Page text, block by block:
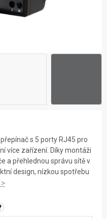
dopravy
s 5 porty RJ45 pro
více zařízení. Díky montáži
a přehlednou správu sítě v
design, nízkou spotřebu